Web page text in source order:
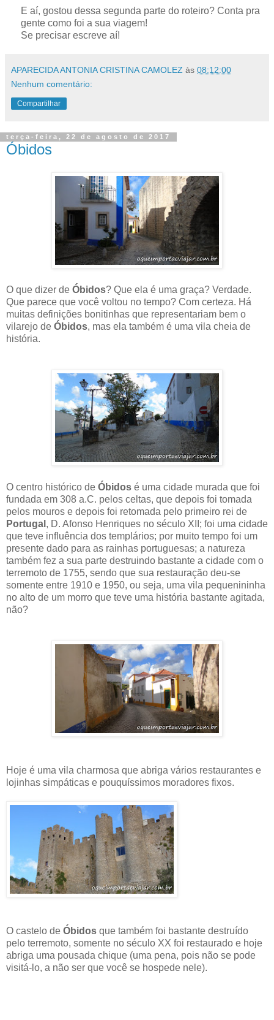
E aí, gostou dessa segunda parte do roteiro? Conta pra
gente como foi a sua viagem!
Se precisar escreve aí!
APARECIDA ANTONIA CRISTINA CAMOLEZ às 08:12:00
Nenhum comentário:
Compartilhar
terça-feira, 22 de agosto de 2017
Óbidos
O que dizer de Óbidos? Que ela é uma graça? Verdade.
Que parece que você voltou no tempo? Com certeza. Há
muitas definições bonitinhas que representariam bem o
vilarejo de Óbidos, mas ela também é uma vila cheia de
história.
O centro histórico de Óbidos é uma cidade murada que foi
fundada em 308 a.C. pelos celtas, que depois foi tomada
pelos mouros e depois foi retomada pelo primeiro rei de
Portugal , D. Afonso Henriques no século XII; foi uma cidade
que teve influência dos templários; por muito tempo foi um
presente dado para as rainhas portuguesas; a natureza
também fez a sua parte destruindo bastante a cidade com o
terremoto de 1755, sendo que sua restauração deu-se
somente entre 1910 e 1950, ou seja, uma vila pequenininha
no alto de um morro que teve uma história bastante agitada,
não?
Hoje é uma vila charmosa que abriga vários restaurantes e
lojinhas simpáticas e pouquíssimos moradores fixos.
O castelo de Óbidos que também foi bastante destruído
pelo terremoto, somente no século XX foi restaurado e hoje
abriga uma pousada chique (uma pena, pois não se pode
visitá-lo, a não ser que você se hospede nele).